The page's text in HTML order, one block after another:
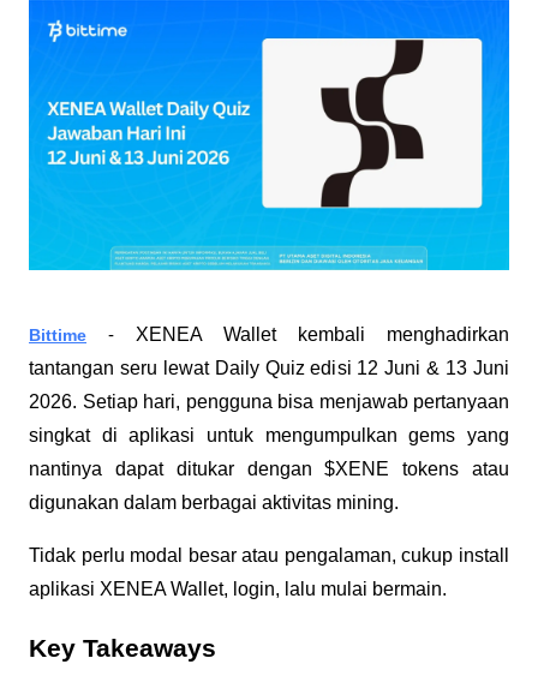
Bittime - XENEA Wallet kembali menghadirkan
tantangan seru lewat Daily Quiz edisi 12 Juni & 13 Juni
2026. Setiap hari, pengguna bisa menjawab pertanyaan
singkat di aplikasi untuk mengumpulkan gems yang
nantinya dapat ditukar dengan $XENE tokens atau
digunakan dalam berbagai aktivitas mining.
Tidak perlu modal besar atau pengalaman, cukup install
aplikasi XENEA Wallet, login, lalu mulai bermain.
Key Takeaways